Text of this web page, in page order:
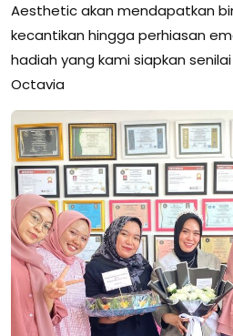
Aesthetic akan mendapatkan
kecantikan hingga perhiasan
hadiah yang kami siapkan senilai
Octavia